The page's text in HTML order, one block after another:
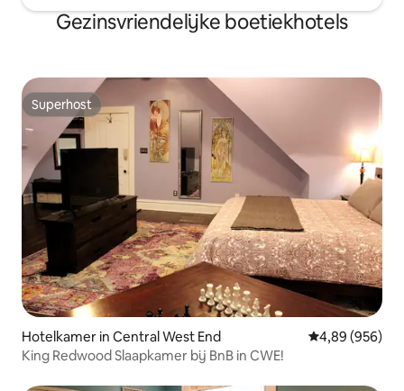
Gezinsvriendelijke boetiekhotels
Superhost
Superhost
Hotelkamer in Central West End Gemiddelde
4,89 (956)
King Redwood Slaapkamer bij BnB in CWE!